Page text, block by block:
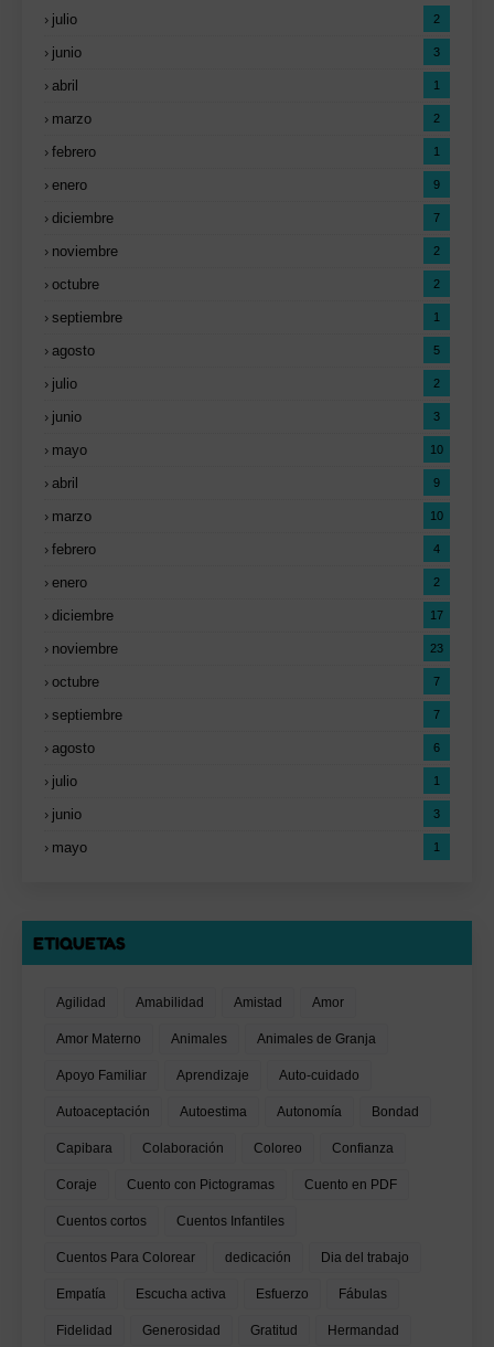
julio 2
junio 3
abril 1
marzo 2
febrero 1
enero 9
diciembre 7
noviembre 2
octubre 2
septiembre 1
agosto 5
julio 2
junio 3
mayo 10
abril 9
marzo 10
febrero 4
enero 2
diciembre 17
noviembre 23
octubre 7
septiembre 7
agosto 6
julio 1
junio 3
mayo 1
ETIQUETAS
Agilidad Amabilidad Amistad Amor
Amor Materno Animales Animales de Granja
Apoyo Familiar Aprendizaje Auto-cuidado
Autoaceptación Autoestima Autonomía Bondad
Capibara Colaboración Coloreo Confianza
Coraje Cuento con Pictogramas Cuento en PDF
Cuentos cortos Cuentos Infantiles
Cuentos Para Colorear dedicación Dia del trabajo
Empatía Escucha activa Esfuerzo Fábulas
Fidelidad Generosidad Gratitud Hermandad